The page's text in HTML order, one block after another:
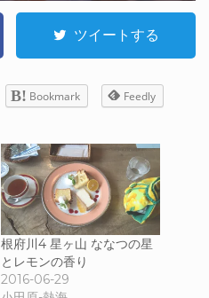
ツイートする
Bookmark Feedly
根府川4 星ヶ山 ななつの星
とレモンの香り
2016-06-29